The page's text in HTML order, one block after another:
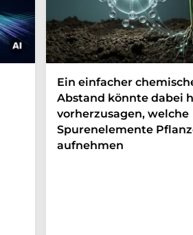
Ein einfacher
Abstand könnte dabei
vorherzusagen, welche
Spurenelemente
aufnehmen